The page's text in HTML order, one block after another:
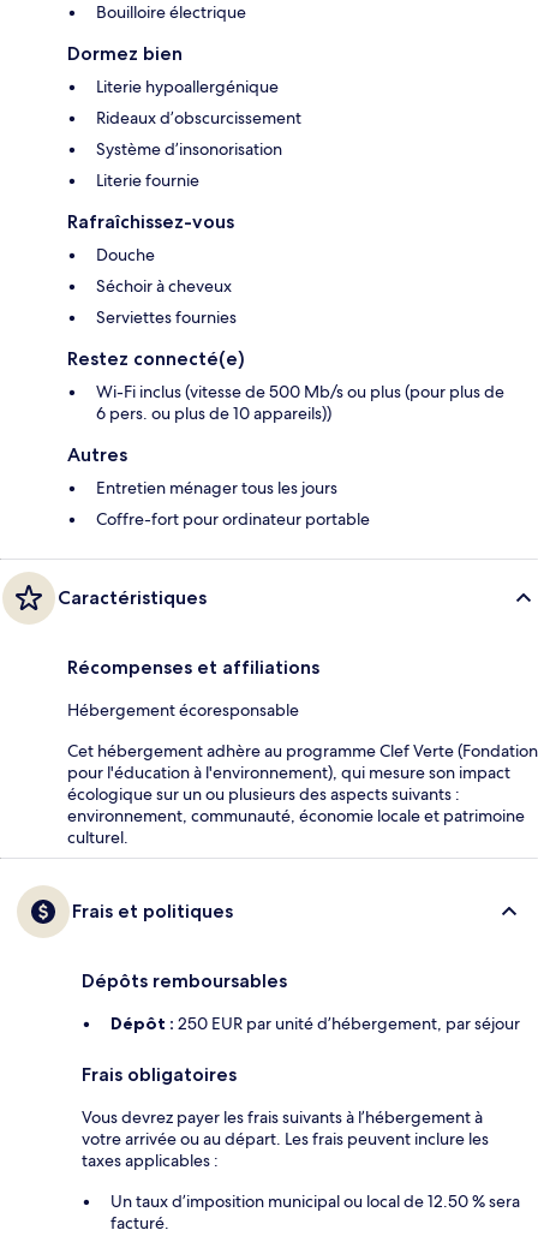
Bouilloire électrique
Dormez bien
Literie hypoallergénique
Rideaux d’obscurcissement
Système d’insonorisation
Literie fournie
Rafraîchissez-vous
Douche
Séchoir à cheveux
Serviettes fournies
Restez connecté(e)
Wi-Fi inclus (vitesse de 500 Mb/s ou plus (pour plus de
6 pers. ou plus de 10 appareils))
Autres
Entretien ménager tous les jours
Coffre-fort pour ordinateur portable
Caractéristiques
Récompenses et affiliations
Hébergement écoresponsable
Cet hébergement adhère au programme Clef Verte (Fondation
pour l'éducation à l'environnement), qui mesure son impact
écologique sur un ou plusieurs des aspects suivants :
environnement, communauté, économie locale et patrimoine
culturel.
Frais et politiques
Dépôts remboursables
Dépôt : 250 EUR par unité d’hébergement, par séjour
Frais obligatoires
Vous devrez payer les frais suivants à l’hébergement à
votre arrivée ou au départ. Les frais peuvent inclure les
taxes applicables :
Un taux d’imposition municipal ou local de 12.50 % sera
facturé.